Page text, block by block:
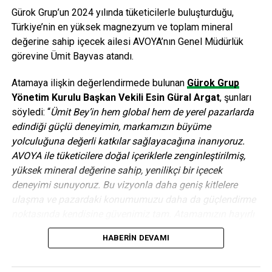
BIS hakkında:
1994 yılında kurulan BIS, paket uygulama çözümlerinin yanı
entegrasyon, ve danışmanlık hizmetleri sunan lider
teknoloji ve servis sağlayıcısıdır. BIS, organizasyonel
anlamda dört ana iş biriminden oluşmaktadır; Bankacılık &
Sermaye Piyasaları, Faktoring, Krediler ve Finans dışı
yazılımlar. BIS, müşterileri ile tüm süreç boyunca işbirliği
içinde çalışmayı ilke edinmiş, konusunda uzman 80’in
üzerinde çalışana sahiptir. Bugün, 50’den fazla kurum,
yaşamsal iş çözümleri için BIS’i ana iş ortağı olarak
seçmiştir.Detaylı bilgi için lütfen websitesini ziyaret edin
ANAHTAR KELIMELER: UNI SYSTEMS
SONRAKI
Gürok Grup’un 2024 yılında tüketicilerle buluşturduğu,
Türkiye’nin en yüksek magnezyum ve toplam mineral
değerine sahip içecek ailesi AVOYA’nın Genel Müdürlük
görevine Ümit Bayvas atandı.
Atamaya ilişkin değerlendirmede bulunan Gürok Grup
Yönetim Kurulu Başkan Vekili Esin Güral Argat, şunları
söyledi: “Ümit Bey’in hem global hem de yerel pazarlarda
edindiği güçlü deneyimin, markamızın büyüme
yolculuğuna değerli katkılar sağlayacağına inanıyoruz.
AVOYA ile tüketicilere doğal içeriklerle zenginleştirilmiş,
yüksek mineral değerine sahip, yenilikçi bir içecek
deneyimi sunuyoruz. Bu vizyonla daha geniş kitlelere
ulaşma ve pazardaki konumumuzu daha da güçlendirme
ve uğurlu olmasını diliyoruz.”
HABERIN DEVAMI